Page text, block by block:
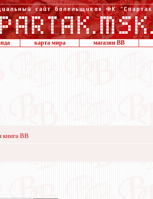
карта мира магазин ВВ
книга ВВ